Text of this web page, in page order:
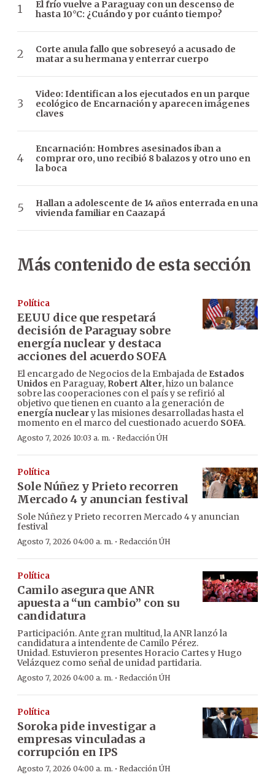
El frío vuelve a Paraguay con un descenso de
hasta 10°C: ¿Cuándo y por cuánto tiempo?
Corte anula fallo que sobreseyó a acusado de
matar a su hermana y enterrar cuerpo
Video: Identifican a los ejecutados en un parque
ecológico de Encarnación y aparecen imágenes
claves
Encarnación: Hombres asesinados iban a
comprar oro, uno recibió 8 balazos y otro uno en
la boca
Hallan a adolescente de 14 años enterrada en una
vivienda familiar en Caazapá
Más contenido de esta sección
Política
EEUU dice que respetará
decisión de Paraguay sobre
energía nuclear y destaca
acciones del acuerdo SOFA
El encargado de Negocios de la Embajada de Estados
Unidos en Paraguay, Robert Alter, hizo un balance
sobre las cooperaciones con el país y se refirió al
objetivo que tienen en cuanto a la generación de
energía nucleary las misiones desarrolladas hasta el
momento en el marco del cuestionado acuerdo SOFA.
Agosto 7, 2026 10:03 a. m. · Redacción ÚH
Política
Sole Núñez y Prieto recorren
Mercado 4 y anuncian festival
Sole Núñez y Prieto recorren Mercado 4 y anuncian
festival
Agosto 7, 2026 04:00 a. m. · Redacción ÚH
Política
Camilo asegura que ANR
apuesta a “un cambio” con su
candidatura
Participación. Ante gran multitud, la ANR lanzó la
candidatura a intendente de Camilo Pérez.
Unidad. Estuvieron presentes Horacio Cartes y Hugo
Velázquez como señal de unidad partidaria.
Agosto 7, 2026 04:00 a. m. · Redacción ÚH
Política
Soroka pide investigar a
empresas vinculadas a
corrupción en IPS
Agosto 7, 2026 04:00 a. m. · Redacción ÚH